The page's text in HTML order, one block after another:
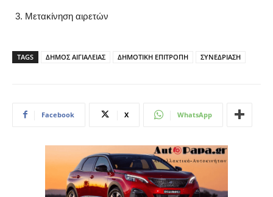
Μετακίνηση αιρετών
TAGS ΔΗΜΟΣ ΑΙΓΙΑΛΕΙΑΣ ΔΗΜΟΤΙΚΗ ΕΠΙΤΡΟΠΗ ΣΥΝΕΔΡΙΑΣΗ
Facebook X WhatsApp